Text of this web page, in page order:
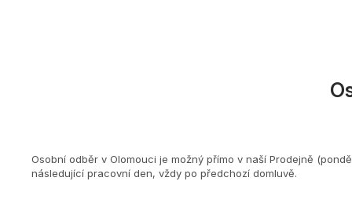
Osobní odběr v Olomouci je možný přímo v naší Prodejně
následující pracovní den, vždy po předchozí domluvě.